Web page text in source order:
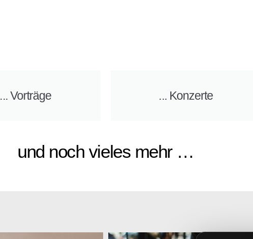
... Vorträge ... Konzerte
und noch vieles mehr …